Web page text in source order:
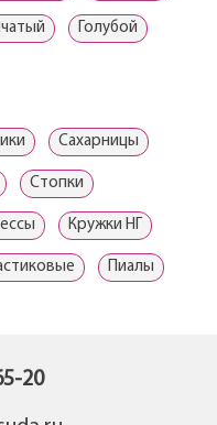
Голубой
Сахарницы
Стопки
Кружки НГ
Пиалы
20